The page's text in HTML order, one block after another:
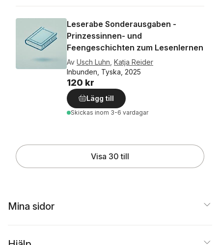
Leserabe Sonderausgaben -
Prinzessinnen- und
Feengeschichten zum Lesenlernen
Av Usch Luhn Katja Reider
Inbunden, Tyska, 2025
120 kr
Lägg till
Skickas inom 3-6 vardagar
Visa 30 till
Mina sidor